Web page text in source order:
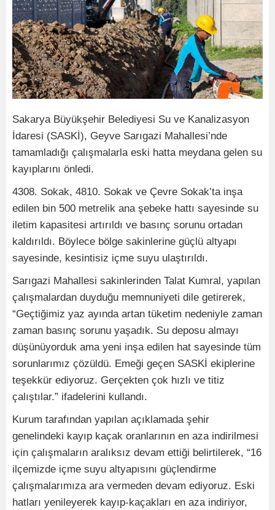
Sakarya Büyükşehir Belediyesi Su ve Kanalizasyon
İdaresi (SASKİ), Geyve Sarıgazi Mahallesi’nde
tamamladığı çalışmalarla eski hatta meydana gelen su
kayıplarını önledi.
4308. Sokak, 4810. Sokak ve Çevre Sokak’ta inşa
edilen bin 500 metrelik ana şebeke hattı sayesinde su
iletim kapasitesi artırıldı ve basınç sorunu ortadan
kaldırıldı. Böylece bölge sakinlerine güçlü altyapı
sayesinde, kesintisiz içme suyu ulaştırıldı.
Sarıgazi Mahallesi sakinlerinden Talat Kumral, yapılan
çalışmalardan duyduğu memnuniyeti dile getirerek,
“Geçtiğimiz yaz ayında artan tüketim nedeniyle zaman
zaman basınç sorunu yaşadık. Su deposu almayı
düşünüyorduk ama yeni inşa edilen hat sayesinde tüm
sorunlarımız çözüldü. Emeği geçen SASKİ ekiplerine
teşekkür ediyoruz. Gerçekten çok hızlı ve titiz
çalıştılar.” ifadelerini kullandı.
Kurum tarafından yapılan açıklamada şehir
genelindeki kayıp kaçak oranlarının en aza indirilmesi
için çalışmaların aralıksız devam ettiği belirtilerek, “16
ilçemizde içme suyu altyapısını güçlendirme
çalışmalarımıza ara vermeden devam ediyoruz. Eski
hatları yenileyerek kayıp-kaçakları en aza indiriyor,